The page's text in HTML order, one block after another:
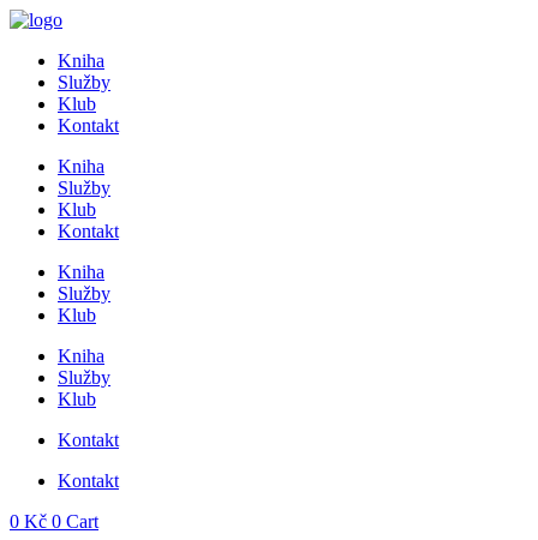
Přejít
obsahuKniha
Služby
Klub
Kontakt
Kniha
Služby
Klub
Kontakt
Kniha
Služby
Klub
Kniha
Služby
Klub
Kontakt
Kontakt
0 Kč 0 Cart